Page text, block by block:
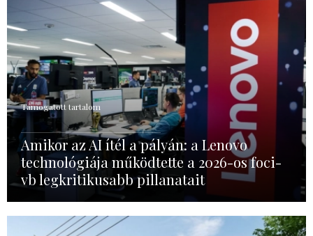
Támogatott tartalom
Amikor az AI ítél a pályán: a Lenovo
technológiája működtette a 2026-os foci-
vb legkritikusabb pillanatait